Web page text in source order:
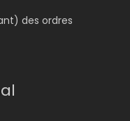
des ordres